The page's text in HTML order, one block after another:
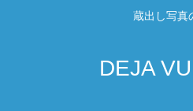
蔵出し写真
DEJA